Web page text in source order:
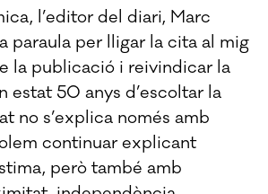
l’editor del diari, Marc
paraula per lligar la cita al mig
la publicació i reivindicar la
estat 50 anys d’escoltar la
no s’explica només amb
continuar explicant
però també amb